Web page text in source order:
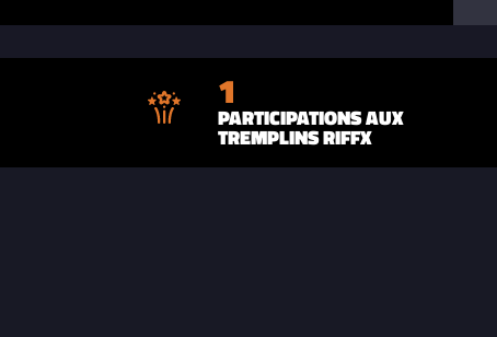
1
PARTICIPATIONS AUX
TREMPLINS RIFFX